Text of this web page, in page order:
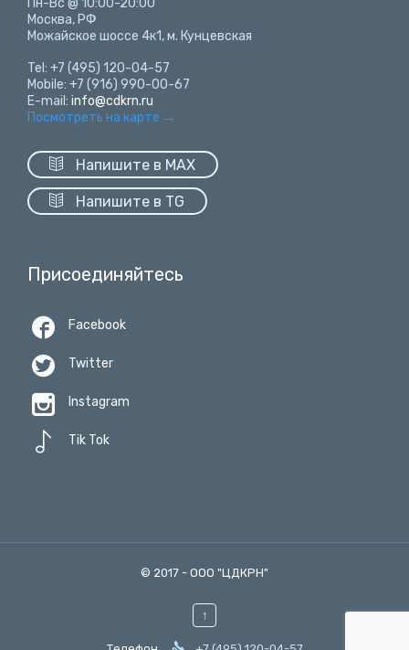
Пн-Вс @ 10:00-20:00
Москва, РФ
Можайское шоссе 4к1, м. Кунцевская
Tel: +7 (495) 120-04-57
Mobile: +7 (916) 990-00-67
E-mail: info@cdkrn.ru
Посмотреть на карте →
 Напишите в MAX
 Напишите в TG
Присоединяйтесь
 Facebook
 Twitter
 Instagram
 Tik Tok
© 2017 - ООО "ЦДКРН"
↑
